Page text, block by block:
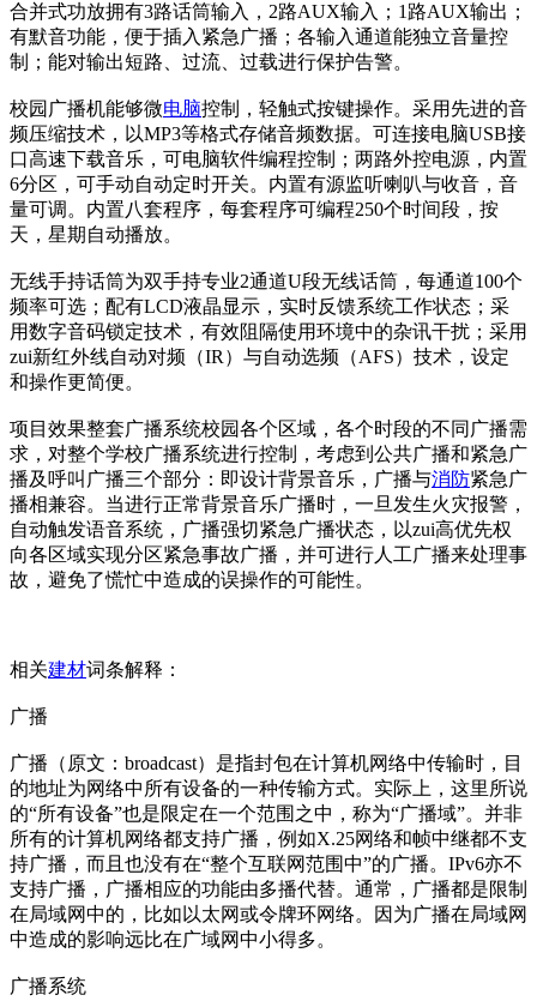
合并式功放拥有3路话筒输入，2路AUX输入；1路AUX输出；
有默音功能，便于插入紧急广播；各输入通道能独立音量控
制；能对输出短路、过流、过载进行保护告警。
校园广播机能够微电脑控制，轻触式按键操作。采用先进的音
频压缩技术，以MP3等格式存储音频数据。可连接电脑USB接
口高速下载音乐，可电脑软件编程控制；两路外控电源，内置
6分区，可手动自动定时开关。内置有源监听喇叭与收音，音
量可调。内置八套程序，每套程序可编程250个时间段，按
天，星期自动播放。
无线手持话筒为双手持专业2通道U段无线话筒，每通道100个
频率可选；配有LCD液晶显示，实时反馈系统工作状态；采
用数字音码锁定技术，有效阻隔使用环境中的杂讯干扰；采用
zui新红外线自动对频（IR）与自动选频（AFS）技术，设定
和操作更简便。
项目效果整套广播系统校园各个区域，各个时段的不同广播需
求，对整个学校广播系统进行控制，考虑到公共广播和紧急广
播及呼叫广播三个部分：即设计背景音乐，广播与消防紧急广
播相兼容。当进行正常背景音乐广播时，一旦发生火灾报警，
自动触发语音系统，广播强切紧急广播状态，以zui高优先权
向各区域实现分区紧急事故广播，并可进行人工广播来处理事
故，避免了慌忙中造成的误操作的可能性。
相关建材词条解释：
广播
广播（原文：broadcast）是指封包在计算机网络中传输时，目
的地址为网络中所有设备的一种传输方式。实际上，这里所说
的“所有设备”也是限定在一个范围之中，称为“广播域”。并非
所有的计算机网络都支持广播，例如X.25网络和帧中继都不支
持广播，而且也没有在“整个互联网范围中”的广播。IPv6亦不
支持广播，广播相应的功能由多播代替。通常，广播都是限制
在局域网中的，比如以太网或令牌环网络。因为广播在局域网
中造成的影响远比在广域网中小得多。
广播系统